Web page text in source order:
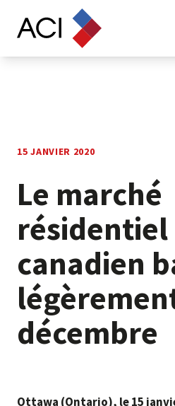
Skip to content
15 JANVIER 2020
Le marché
résidentiel
canadien
décembre
Ottawa (Ontario), le 15